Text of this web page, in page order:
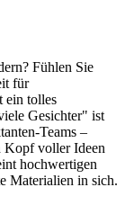
Fühlen Sie
für
ein tolles
Gesichter" ist
Teams –
Kopf voller Ideen
hochwertigen
Materialien in sich.